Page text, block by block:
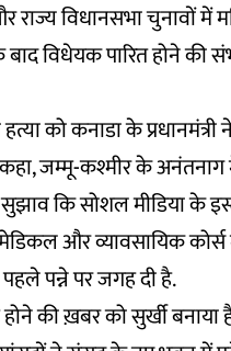
विधानसभा चुनावों में
विधेयक पारित होने की
को कनाडा के प्रधानमंत्री
जम्मू-कश्मीर के
सुझाव कि सोशल मीडिया के
मेडिकल और व्यावसायिक
पन्ने पर जगह दी है.
की ख़बर को सुर्खी बनाया